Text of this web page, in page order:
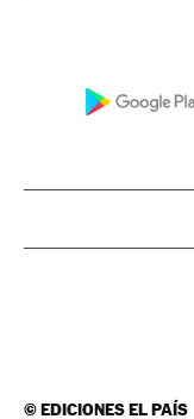
©EDICIONES EL PAÍS